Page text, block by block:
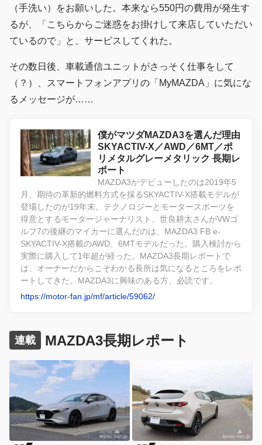
（手洗い）をお願いした。本来なら550円の費用が発生す
るが、「こちらからご迷惑をお掛けして来店していただい
ているので」と、サービスしてくれた。
その数日後、車載通信ユニットがさっそく仕事をして
（？）、スマートフォンアプリの「MyMAZDA」に気にな
るメッセージが……
僕がマツダMAZDA3を選んだ理由
SKYACTIV-X／AWD／6MT／ポ
リメタルグレーメタリック 長期レ
ポート
MAZDA3がデビューしたのは2019年5
月、期待の革新的燃料方式を採るSKYACTIV-X搭載モデルが
登場したのが19年末。テクノロジーとモータースポーツを
得意とするモータージャーナリスト、世良耕太さんがVWゴ
ルフ7の後継のマイカーに選んだのは、MAZDA3 FB e-
SKYACTIV-X搭載のAWD、6MTモデルだった。購入検討から
実際に購入して1年超が経った。MAZDA3長期レポートで
は、オーナーだからこそわかる長所は気になるところをレポ
ートしてきた。MAZDA3に興味のある方、必読です。
https://motor-fan.jp/mf/article/59062/
連載 MAZDA3長期レポート